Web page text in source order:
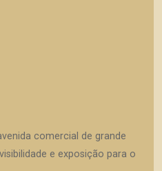
comercial de grande
e exposição para o